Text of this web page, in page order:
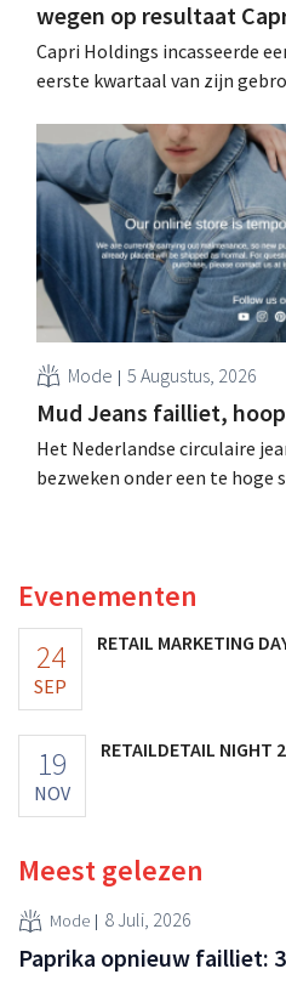
wegen op resultaat
Capri Holdings incasseerde
eerste kwartaal van zijn
Kors, ondanks sterke
Mode 5 Augustus, 2026
Mud Jeans failliet,
Het Nederlandse circulaire
bezweken onder een te hoge
Evenementen
24
SEP
RETAIL MARKETING
19
NOV
RETAILDETAIL NIGHT
Meest gelezen
Mode 8 Juli, 2026
Paprika opnieuw failliet: